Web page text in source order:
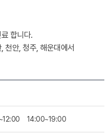
합니다.
천안, 청주, 해운대에서
14:00~19:00